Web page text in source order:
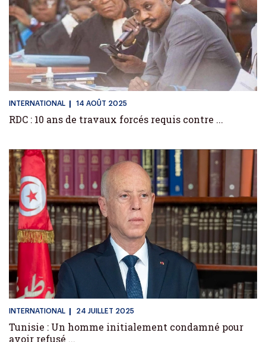
INTERNATIONAL 14 AOÛT 2025
RDC : 10 ans de travaux forcés requis contre ...
INTERNATIONAL 24 JUILLET 2025
Tunisie : Un homme initialement condamné pour
avoir refusé ...